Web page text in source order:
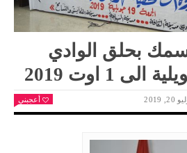
بحلق الوادي
20, 2019 أعجبني